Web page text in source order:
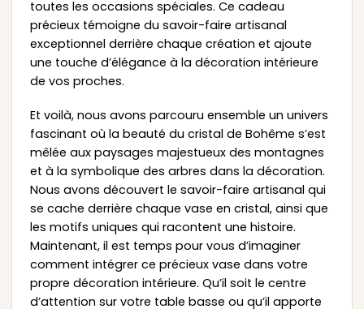
toutes les occasions spéciales. Ce cadeau
précieux témoigne du savoir-faire artisanal
exceptionnel derrière chaque création et ajoute
une touche d’élégance à la décoration intérieure
de vos proches.
Et voilà, nous avons parcouru ensemble un univers
fascinant où la beauté du cristal de Bohême s’est
mêlée aux paysages majestueux des montagnes
et à la symbolique des arbres dans la décoration.
Nous avons découvert le savoir-faire artisanal qui
se cache derrière chaque vase en cristal, ainsi que
les motifs uniques qui racontent une histoire.
Maintenant, il est temps pour vous d’imaginer
comment intégrer ce précieux vase dans votre
propre décoration intérieure. Qu’il soit le centre
d’attention sur votre table basse ou qu’il apporte